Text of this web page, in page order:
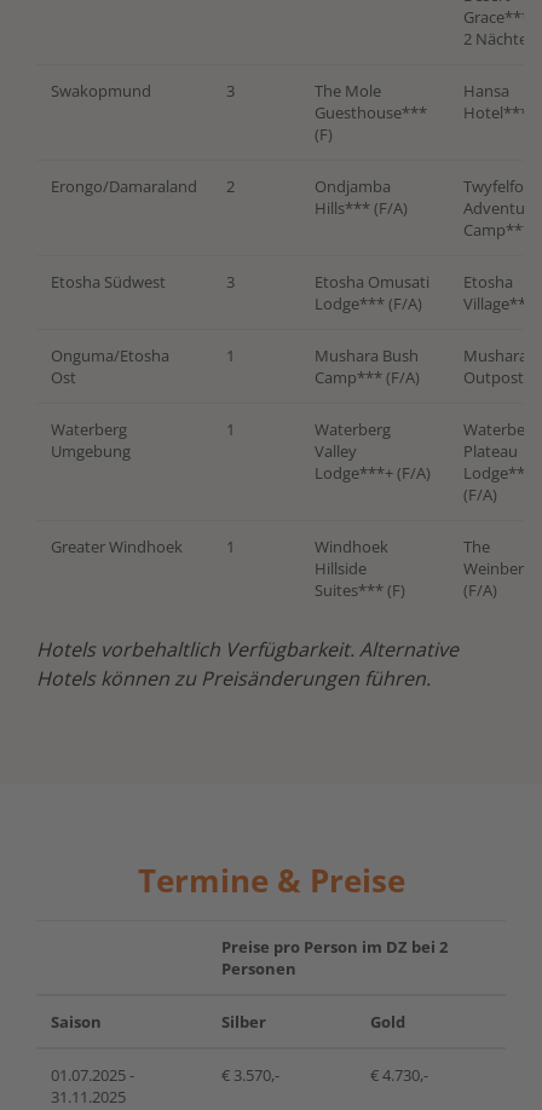
Grace****
2 Nächte
Swakopmund 3
The Mole
Guesthouse***
(F)
Hansa
Hotel****
Erongo/Damaraland 2
Ondjamba
Hills*** (F/A)
Adventure
Camp***
Etosha Südwest 3
Etosha Omusati
Lodge*** (F/A)
Etosha
Onguma/Etosha
Ost
1
Mushara Bush
Camp*** (F/A)
Mushara
Outpost
Waterberg
Umgebung
1
Waterberg
Valley
Lodge***+ (F/A)
Waterberg
Plateau
Lodge
(F/A)
Greater Windhoek 1
Windhoek
Hillside
Suites*** (F)
The
Weinberg
(F/A)
Hotels vorbehaltlich Verfügbarkeit. Alternative
Hotels können zu Preisänderungen führen.
Termine & Preise
Preise pro Person im DZ bei 2
Personen
Saison Silber Gold
01.07.2025 -
31.11.2025
€ 3.570,- € 4.730,-